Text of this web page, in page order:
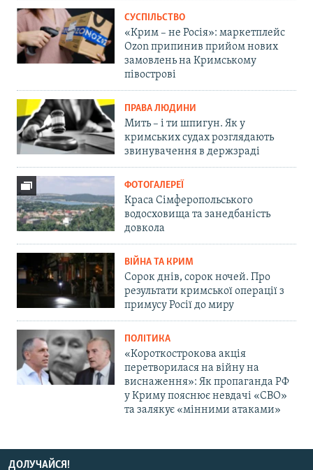
СУСПІЛЬСТВО
«Крим – не Росія»: маркетплейс
Ozon припинив прийом нових
замовлень на Кримському
півострові
ПРАВА ЛЮДИНИ
Мить – і ти шпигун. Як у
кримських судах розглядають
звинувачення в держзраді
ФОТОГАЛЕРЕЇ
Краса Сімферопольського
водосховища та занедбаність
довкола
ВІЙНА ТА КРИМ
Сорок днів, сорок ночей. Про
результати кримської операції з
примусу Росії до миру
ПОЛІТИКА
«Короткострокова акція
перетворилася на війну на
виснаження»: Як пропаганда РФ
у Криму пояснює невдачі «СВО»
та залякує «мінними атаками»
ДОЛУЧАЙСЯ!